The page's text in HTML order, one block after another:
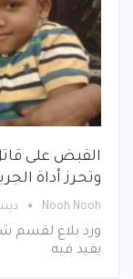
القبض على
وتحرز أداة
Nooh Nooh
ورد بلاغ لقسم
يفيد فيه